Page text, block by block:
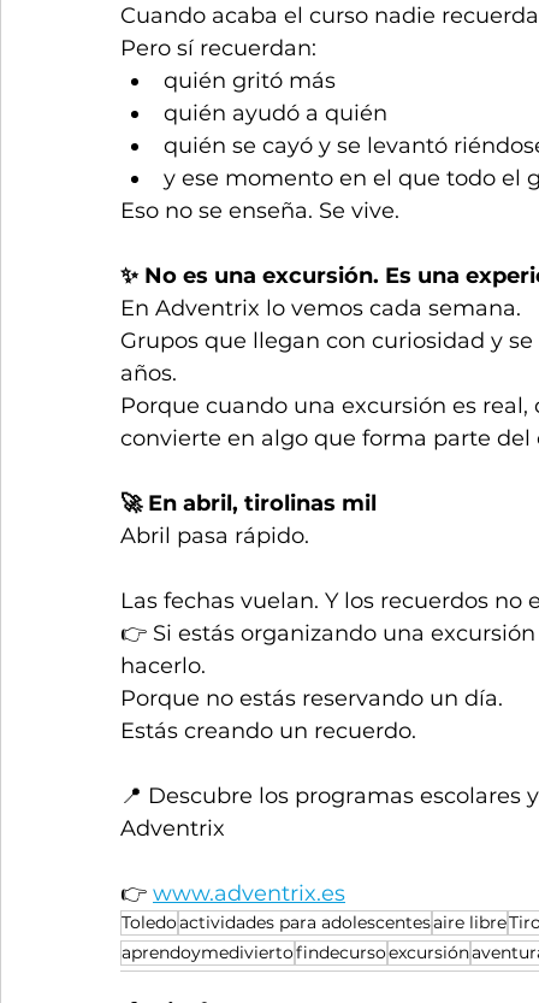
Cuando acaba el curso nadie
Pero sí recuerdan:
quién gritó más
quién ayudó a quién
quién se cayó y se levantó
y ese momento en el que todo el
Eso no se enseña. Se vive.
✨ No es una excursión. Es una
En Adventrix lo vemos cada semana.
Grupos que llegan con curiosidad y
años.
Porque cuando una excursión es
convierte en algo que forma parte del
🚀 En abril, tirolinas mil
Abril pasa rápido.
Las fechas vuelan. Y los recuerdos no
👉 Si estás organizando una
hacerlo.
Porque no estás reservando un día.
Estás creando un recuerdo.
📍 Descubre los programas
Adventrix
👉 www.adventrix.es
Toledoactividades para adolescentesaire libre
aprendoymediviertofindecursoexcursión